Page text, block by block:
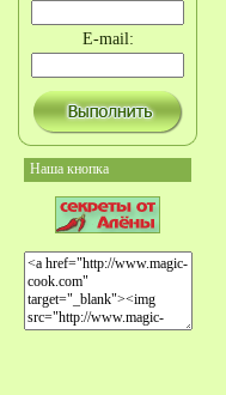
E-mail:
Наша кнопка